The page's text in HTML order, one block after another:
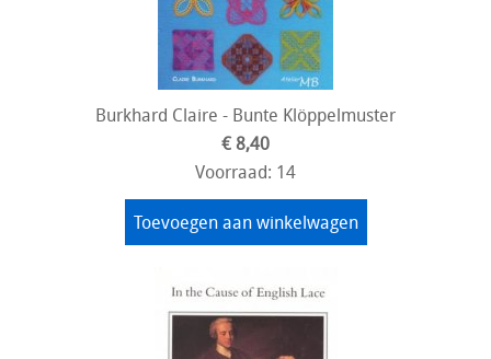
Burkhard Claire - Bunte Klöppelmuster
€ 8,40
Voorraad: 14
Toevoegen aan winkelwagen